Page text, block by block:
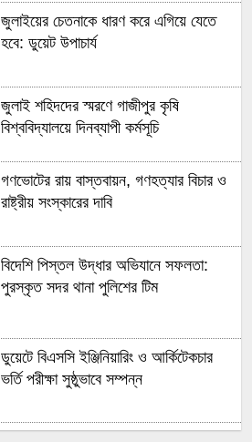
জুলাইয়ের চেতনাকে ধারণ করে এগিয়ে যেতে
হবে: ডুয়েট উপাচার্য
জুলাই শহিদদের স্মরণে গাজীপুর কৃষি
বিশ্ববিদ্যালয়ে দিনব্যাপী কর্মসূচি
গণভোটের রায় বাস্তবায়ন, গণহত্যার বিচার ও
রাষ্ট্রীয় সংস্কারের দাবি
বিদেশি পিস্তল উদ্ধার অভিযানে সফলতা:
পুরস্কৃত সদর থানা পুলিশের টিম
ডুয়েটে বিএসসি ইঞ্জিনিয়ারিং ও আর্কিটেকচার
ভর্তি পরীক্ষা সুষ্ঠুভাবে সম্পন্ন